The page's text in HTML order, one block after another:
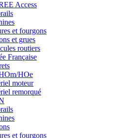
Access
et fourgons
et grues
routiers
Française
HOe
moteur
remorqué
et fourgons